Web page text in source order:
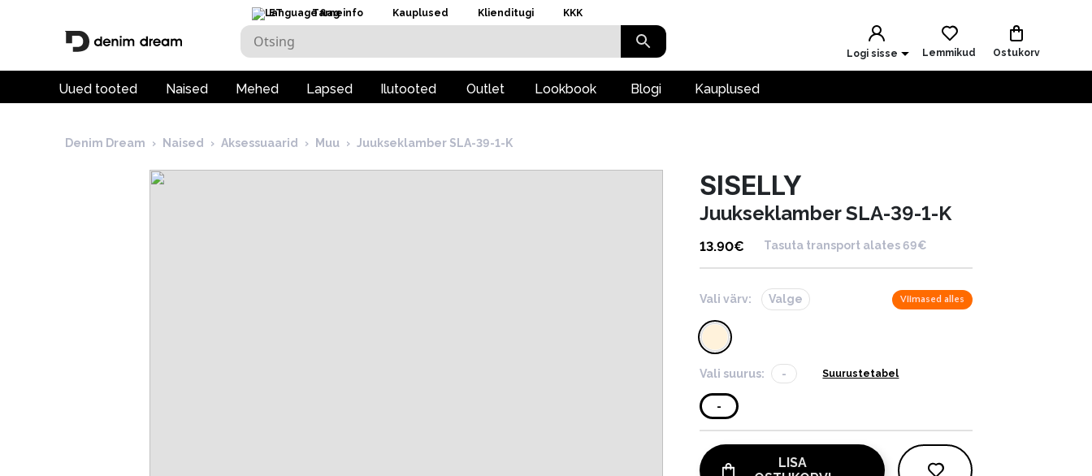
ET Tarneinfo Kauplused Klienditugi KKK
Logi sisse Lemmikud Ostukorv
Uued tooted Naised Mehed Lapsed Ilutooted Outlet Lookbook Blogi Kauplused
Denim Dream › Naised › Aksessuaarid › Muu › Juukseklamber SLA-39-1-K
SISELLY
Juukseklamber SLA-39-1-K
13.90€ Tasuta transport alates 69€
Vali värv: Valge Viimased alles
Vali suurus: - Suurustetabel
-
LISA